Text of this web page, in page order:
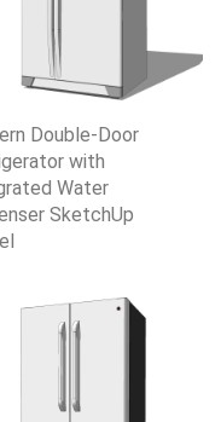
Double-Door
with
Water
SketchUp